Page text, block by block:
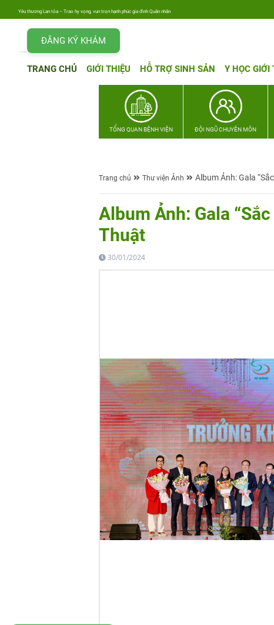
Yêu thương Lan tỏa – Trao hy vọng, vun trọn hạnh phúc gia đình Quân nhân
ĐĂNG KÝ KHÁM
TRANG CHỦ GIỚI THIỆU HỖ TRỢ SINH SẢN Y HỌC GIỚI
TỔNG QUAN BỆNH VIỆN ĐỘI NGŨ CHUYÊN MÔN
Trang chủ Thư viện Ảnh Album Ảnh: Gala
Album Ảnh: Gala
Thuật
30/01/2024